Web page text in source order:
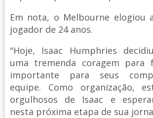
Em nota, o Melbourne elogiou
jogador de 24 anos.
"Hoje, Isaac Humphries
uma tremenda coragem para
importante para seus
equipe. Como organização,
orgulhosos de Isaac e
nesta próxima etapa de sua